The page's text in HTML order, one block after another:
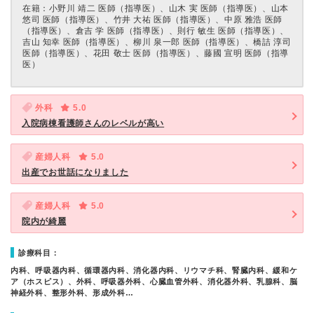
在籍：⼩野川 靖⼆ 医師（指導医）、⼭木 実 医師（指導医）、⼭本
悠司 医師（指導医）、⽵井 ⼤祐 医師（指導医）、中原 雅浩 医師
（指導医）、倉吉 学 医師（指導医）、則⾏ 敏⽣ 医師（指導医）、
吉⼭ 知幸 医師（指導医）、柳川 泉⼀郎 医師（指導医）、橋詰 淳司
医師（指導医）、花⽥ 敬⼠ 医師（指導医）、藤國 宣明 医師（指導
医）
外科
5.0
入院病棟看護師さんのレベルが高い
産婦人科
5.0
出産でお世話になりました
産婦人科
5.0
院内が綺麗
診療科目：
内科、呼吸器内科、循環器内科、消化器内科、リウマチ科、腎臓内科、緩和ケ
ア（ホスピス）、外科、呼吸器外科、心臓血管外科、消化器外科、乳腺科、脳
神経外科、整形外科、形成外科…